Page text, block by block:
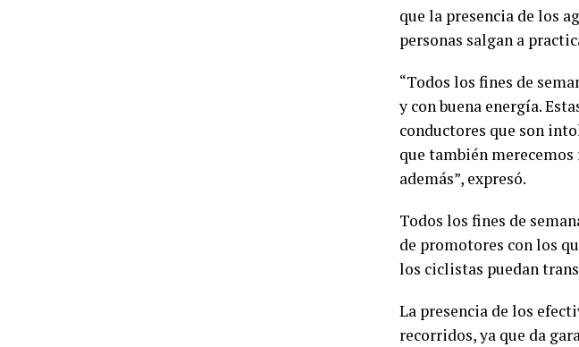
que la presencia de los
personas salgan a
“Todos los fines de
y con buena energía.
conductores que son
que también
además”, expresó.
Todos los fines de
de promotores con los
los ciclistas puedan
La presencia de los
recorridos, ya que da